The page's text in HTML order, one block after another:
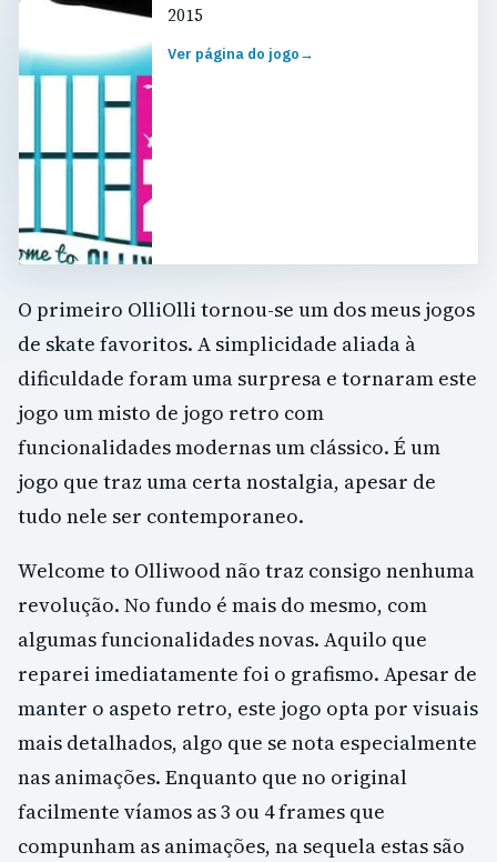
2015
Ver página do jogo→
O primeiro OlliOlli tornou-se um dos meus jogos
de skate favoritos. A simplicidade aliada à
dificuldade foram uma surpresa e tornaram este
jogo um misto de jogo retro com
funcionalidades modernas um clássico. É um
jogo que traz uma certa nostalgia, apesar de
tudo nele ser contemporaneo.
Welcome to Olliwood não traz consigo nenhuma
revolução. No fundo é mais do mesmo, com
algumas funcionalidades novas. Aquilo que
reparei imediatamente foi o grafismo. Apesar de
manter o aspeto retro, este jogo opta por visuais
mais detalhados, algo que se nota especialmente
nas animações. Enquanto que no original
facilmente víamos as 3 ou 4 frames que
compunham as animações, na sequela estas são